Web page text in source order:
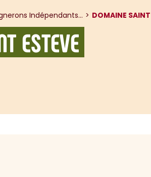
Indépendants... DOMAINE SAINT
ESTEVE